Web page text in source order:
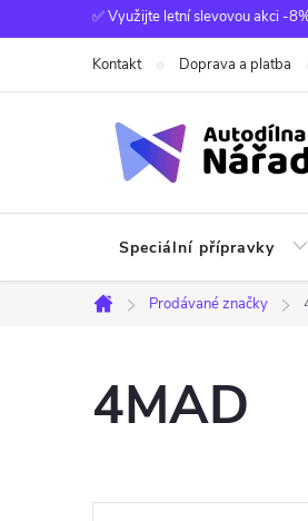
na
✅ Využijte letní slevovou akci -
Kontakt Doprava a platba
Speciální přípravky
Domů
Prodávané značky
4MAD